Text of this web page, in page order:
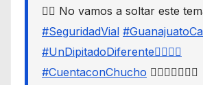
👇🏼 No vamos a soltar este
#SeguridadVial
#UnDipitadoDiferente🙋🏽‍♂️⚖️
#CuentaconChucho 🙋🏾‍♂️✌🏾☝🏾